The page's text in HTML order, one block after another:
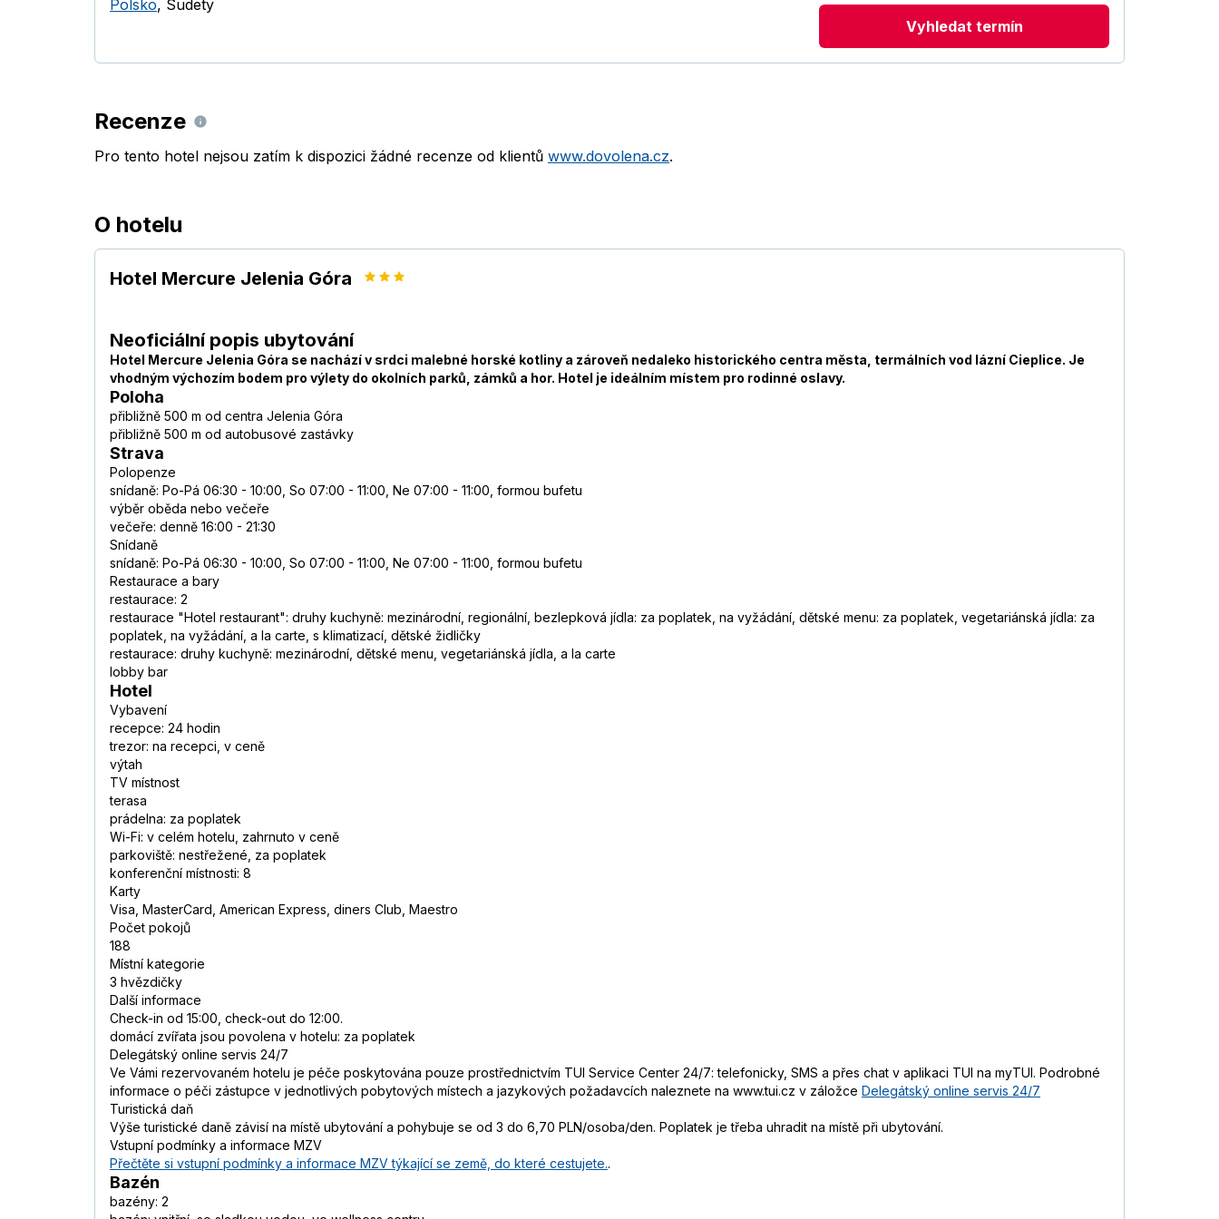
Polsko, Sudety
Vyhledat termín
Recenze
Pro tento hotel nejsou zatím k dispozici žádné recenze od klientů www.dovolena.cz.
O hotelu
Hotel Mercure Jelenia Góra
Neoficiální popis ubytování
Hotel Mercure Jelenia Góra se nachází v srdci malebné horské kotliny a zároveň nedaleko historického centra města, termálních vod lázní Cieplice. Je
vhodným výchozím bodem pro výlety do okolních parků, zámků a hor. Hotel je ideálním místem pro rodinné oslavy.
Poloha
přibližně 500 m od centra Jelenia Góra
přibližně 500 m od autobusové zastávky
Strava
Polopenze
snídaně: Po-Pá 06:30 - 10:00, So 07:00 - 11:00, Ne 07:00 - 11:00, formou bufetu
výběr oběda nebo večeře
večeře: denně 16:00 - 21:30
Snídaně
snídaně: Po-Pá 06:30 - 10:00, So 07:00 - 11:00, Ne 07:00 - 11:00, formou bufetu
Restaurace a bary
restaurace: 2
restaurace "Hotel restaurant": druhy kuchyně: mezinárodní, regionální, bezlepková jídla: za poplatek, na vyžádání, dětské menu: za poplatek, vegetariánská jídla: za
poplatek, na vyžádání, a la carte, s klimatizací, dětské židličky
restaurace: druhy kuchyně: mezinárodní, dětské menu, vegetariánská jídla, a la carte
lobby bar
Hotel
Vybavení
recepce: 24 hodin
trezor: na recepci, v ceně
výtah
TV místnost
terasa
prádelna: za poplatek
Wi-Fi: v celém hotelu, zahrnuto v ceně
parkoviště: nestřežené, za poplatek
konferenční místnosti: 8
Karty
Visa, MasterCard, American Express, diners Club, Maestro
Počet pokojů
188
Místní kategorie
3 hvězdičky
Další informace
Check-in od 15:00, check-out do 12:00.
domácí zvířata jsou povolena v hotelu: za poplatek
Delegátský online servis 24/7
Ve Vámi rezervovaném hotelu je péče poskytována pouze prostřednictvím TUI Service Center 24/7: telefonicky, SMS a přes chat v aplikaci TUI na myTUI. Podrobné
informace o péči zástupce v jednotlivých pobytových místech a jazykových požadavcích naleznete na www.tui.cz v záložce Delegátský online servis 24/7
Turistická daň
Výše turistické daně závisí na místě ubytování a pohybuje se od 3 do 6,70 PLN/osoba/den. Poplatek je třeba uhradit na místě při ubytování.
Vstupní podmínky a informace MZV
Přečtěte si vstupní podmínky a informace MZV týkající se země, do které cestujete..
Bazén
bazény: 2